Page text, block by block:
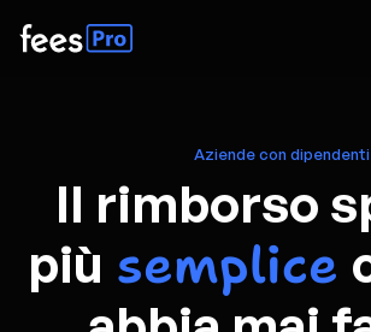
Aziende con dipendenti
Il rimborso
più semplice